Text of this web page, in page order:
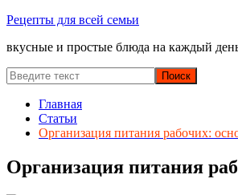
Перейти
содержимому
Рецепты для всей семьи
вкусные и простые блюда на каждый
Главная
Статьи
Организация питания рабочих:
Организация питания